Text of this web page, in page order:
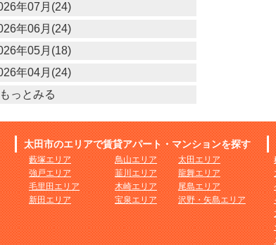
年07月(24)
年06月(24)
年05月(18)
年04月(24)
もっとみる
太田市のエリアで賃貸アパート・マンションを探す
藪塚エリア
強戸エリア
毛里田エリア
新田エリア
鳥山エリア
韮川エリア
木崎エリア
宝泉エリア
太田エリア
龍舞エリア
尾島エリア
沢野・矢島エリア